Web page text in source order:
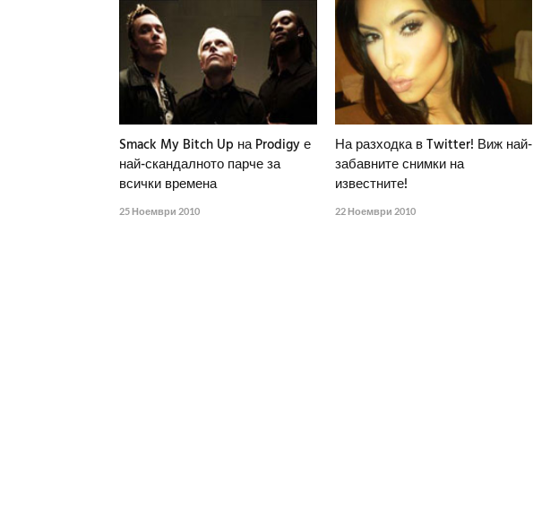
Smack My Bitch Up на Prodigy е
най-скандалното парче за
всички времена
25 Ноември 2010
На разходка в Twitter! Виж най-
забавните снимки на
известните!
22 Ноември 2010